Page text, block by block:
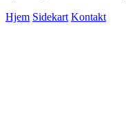
Hjem Sidekart Kontakt